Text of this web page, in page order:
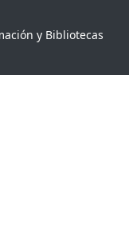
y Bibliotecas